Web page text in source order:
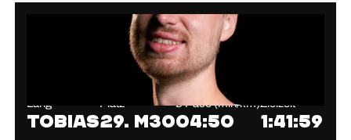
Lang
Tobias
Platz
29. M30
⌀ Pace (min/km)
04:50
Zielzeit
1:41:59